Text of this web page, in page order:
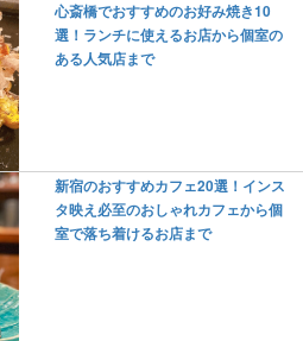
心斎橋でおすすめのお好み焼き10
選！ランチに使えるお店から個室の
ある人気店まで
新宿のおすすめカフェ20選！インス
タ映え必至のおしゃれカフェから個
室で落ち着けるお店まで